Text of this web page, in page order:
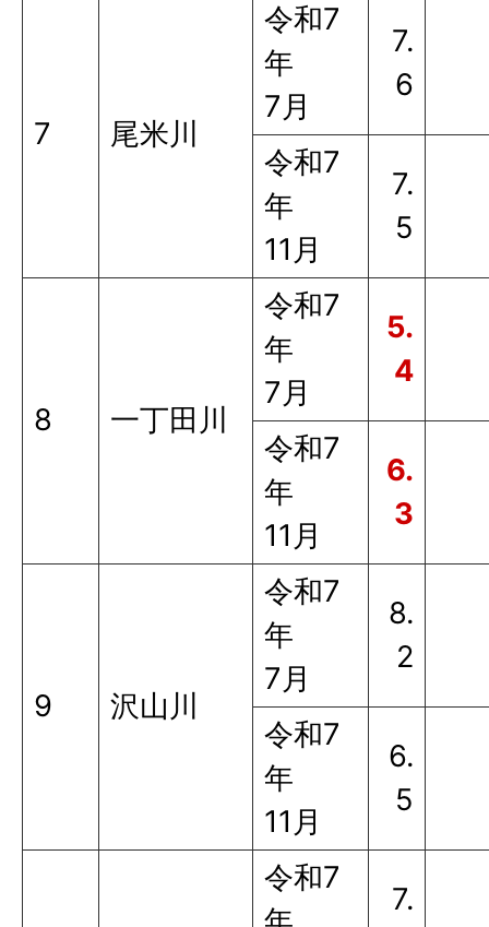
7 尾米川
令和7
年
7月
7.
6
令和7
年
11月
7.
5
8 一丁田川
令和7
年
7月
5.
4
令和7
年
11月
6.
3
9 沢山川
令和7
年
7月
8.
2
令和7
年
11月
6.
5
令和7
7.